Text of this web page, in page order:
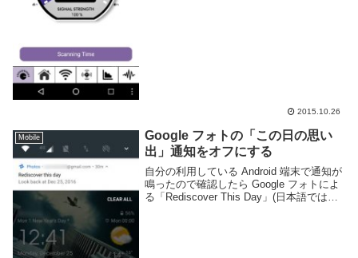
2015.10.26
Mobile
Google フォトの「この日の思い
出」通知をオフにする
自分の利用している Android 端末で通知が
鳴ったので確認したら Google フォトによ
る「Rediscover This Day」(日本語では